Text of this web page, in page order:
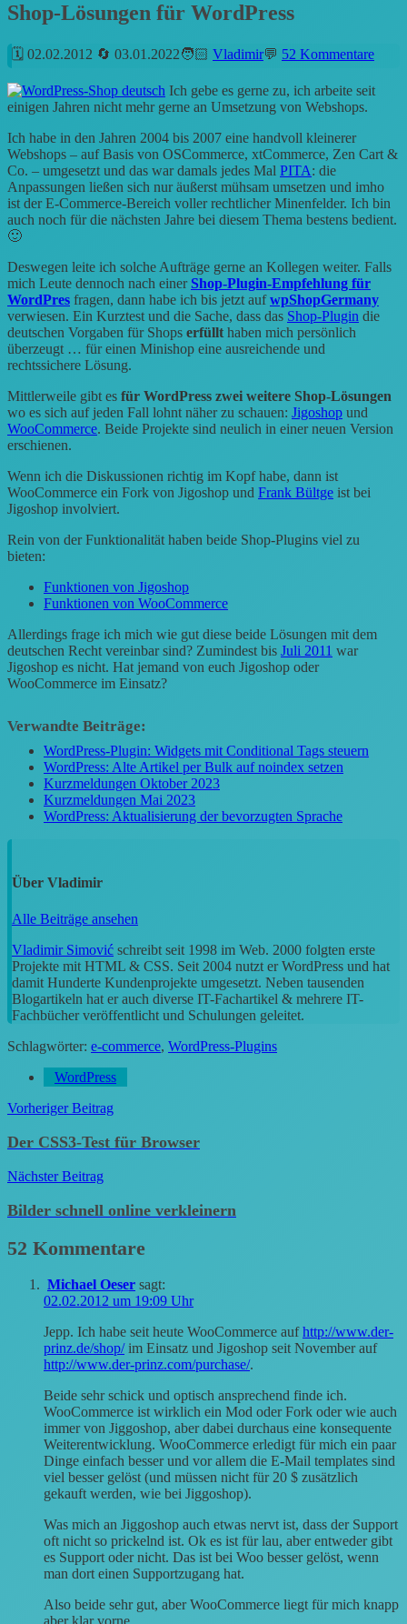
Shop-Lösungen für WordPress
02.02.2012 03.01.2022 Vladimir 52 Kommentare
Ich gebe es gerne zu, ich arbeite seit
einigen Jahren nicht mehr gerne an Umsetzung von Webshops.
Ich habe in den Jahren 2004 bis 2007 eine handvoll kleinerer
Webshops – auf Basis von OSCommerce, xtCommerce, Zen Cart &
Co. – umgesetzt und das war damals jedes Mal PITA: die
Anpassungen ließen sich nur äußerst mühsam umsetzen und imho
ist der E-Commerce-Bereich voller rechtlicher Minenfelder. Ich bin
auch noch für die nächsten Jahre bei diesem Thema bestens bedient.
🙂
Deswegen leite ich solche Aufträge gerne an Kollegen weiter. Falls
mich Leute dennoch nach einerShop-Plugin-Empfehlung für
WordPres fragen, dann habe ich bis jetzt aufwpShopGermany
verwiesen. Ein Kurztest und die Sache, dass das Shop-Plugin die
deutschen Vorgaben für Shops erfüllt haben mich persönlich
überzeugt … für einen Minishop eine ausreichende und
rechtssichere Lösung.
Mittlerweile gibt es für WordPress zwei weitere Shop-Lösungen
wo es sich auf jeden Fall lohnt näher zu schauen: Jigoshop und
WooCommerce. Beide Projekte sind neulich in einer neuen Version
erschienen.
Wenn ich die Diskussionen richtig im Kopf habe, dann ist
WooCommerce ein Fork von Jigoshop und Frank Bültge ist bei
Jigoshop involviert.
Rein von der Funktionalität haben beide Shop-Plugins viel zu
bieten:
Funktionen von Jigoshop
Funktionen von WooCommerce
Allerdings frage ich mich wie gut diese beide Lösungen mit dem
deutschen Recht vereinbar sind? Zumindest bis Juli 2011 war
Jigoshop es nicht. Hat jemand von euch Jigoshop oder
WooCommerce im Einsatz?
Verwandte Beiträge:
WordPress-Plugin: Widgets mit Conditional Tags steuern
WordPress: Alte Artikel per Bulk auf noindex setzen
Kurzmeldungen Oktober 2023
Kurzmeldungen Mai 2023
WordPress: Aktualisierung der bevorzugten Sprache
Über Vladimir
Alle Beiträge ansehen
Vladimir Simović schreibt seit 1998 im Web. 2000 folgten erste
Projekte mit HTML & CSS. Seit 2004 nutzt er WordPress und hat
damit Hunderte Kundenprojekte umgesetzt. Neben tausenden
Blogartikeln hat er auch diverse IT-Fachartikel & mehrere IT-
Fachbücher veröffentlicht und Schulungen geleitet.
Schlagwörter: e-commerce, WordPress-Plugins
WordPress
Beitragsnavigation
Vorheriger Beitrag
Der CSS3-Test für Browser
Nächster Beitrag
Bilder schnell online verkleinern
52 Kommentare
Michael Oeser sagt:
02.02.2012 um 19:09 Uhr
Jepp. Ich habe seit heute WooCommerce aufhttp://www.der-
prinz.de/shop/im Einsatz und Jigoshop seit November auf
http://www.der-prinz.com/purchase/.
Beide sehr schick und optisch ansprechend finde ich.
WooCommerce ist wirklich ein Mod oder Fork oder wie auch
immer von Jiggoshop, aber dabei durchaus eine konsequente
Weiterentwicklung. WooCommerce erledigt für mich ein paar
Dinge einfach besser und vor allem die E-Mail templates sind
viel besser gelöst (und müssen nicht für 20 $ zusätzlich
gekauft werden, wie bei Jiggoshop).
Was mich an Jiggoshop auch etwas nervt ist, dass der Support
oft nicht so prickelnd ist. Ok es ist für lau, aber entweder gibt
es Support oder nicht. Das ist bei Woo besser gelöst, wenn
man dort einen Supportzugang hat.
Also beide sehr gut, aber WooCommerce liegt für mich knapp
aber klar vorne.